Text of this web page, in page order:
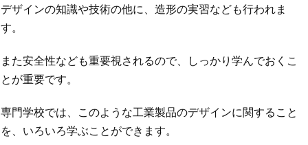
デザインの知識や技術の他に、造形の実習なども行われま
す。
また安全性なども重要視されるので、しっかり学んでおくこ
とが重要です。
専門学校では、このような工業製品のデザインに関すること
を、いろいろ学ぶことができます。